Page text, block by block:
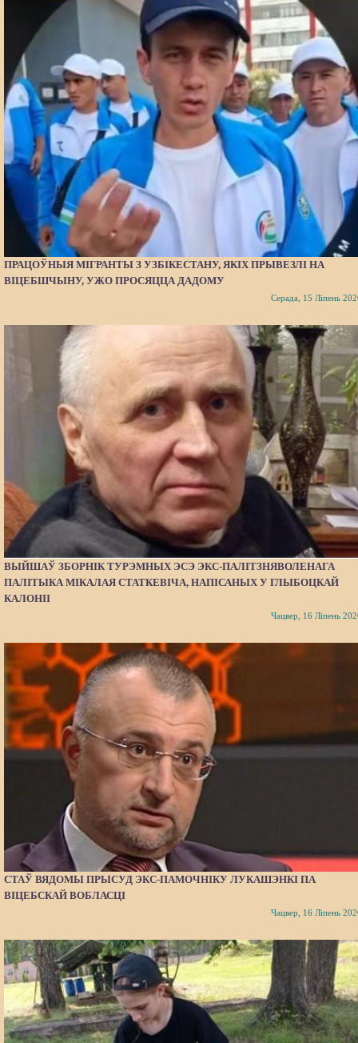
ПРАЦОЎНЫЯ МІГРАНТЫ З УЗБІКЕСТАНУ, ЯКІХ ПРЫВЕЗЛІ НА
ВІЦЕБШЧЫНУ, УЖО ПРОСЯЦЦА ДАДОМУ
Серада, 15 Ліпень
ВЫЙШАЎ ЗБОРНІК ТУРЭМНЫХ ЭСЭ ЭКС-ПАЛІТЗНЯВОЛЕНАГА
ПАЛІТЫКА МІКАЛАЯ СТАТКЕВІЧА, НАПІСАНЫХ У ГЛЫБОЦКАЙ
КАЛОНІІ
Чацвер, 16 Ліпень
СТАЎ ВЯДОМЫ ПРЫСУД ЭКС-ПАМОЧНІКУ ЛУКАШЭНКІ ПА
ВІЦЕБСКАЙ ВОБЛАСЦІ
Чацвер, 16 Ліпень